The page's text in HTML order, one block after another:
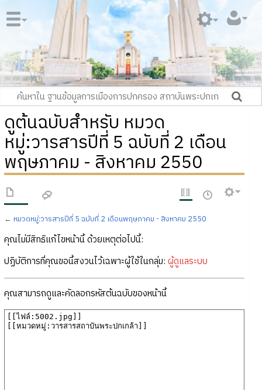
ดูต้นฉบับสำหรับ หมวด
หมู่:วารสารปีที่ 5 ฉบับที่ 2 เดือน
พฤษภาคม - สิงหาคม 2550
← หมวดหมู่:วารสารปีที่ 5 ฉบับที่ 2 เดือนพฤษภาคม - สิงหาคม 2550
คุณไม่มีสิทธิแก้ไขหน้านี้ ด้วยเหตุต่อไปนี้:
ปฏิบัติการที่คุณขอนี้สงวนไว้เฉพาะผู้ใช้ในกลุ่ม: ผู้ดูแลระบบ
คุณสามารถดูและคัดลอกรหัสต้นฉบับของหน้านี้